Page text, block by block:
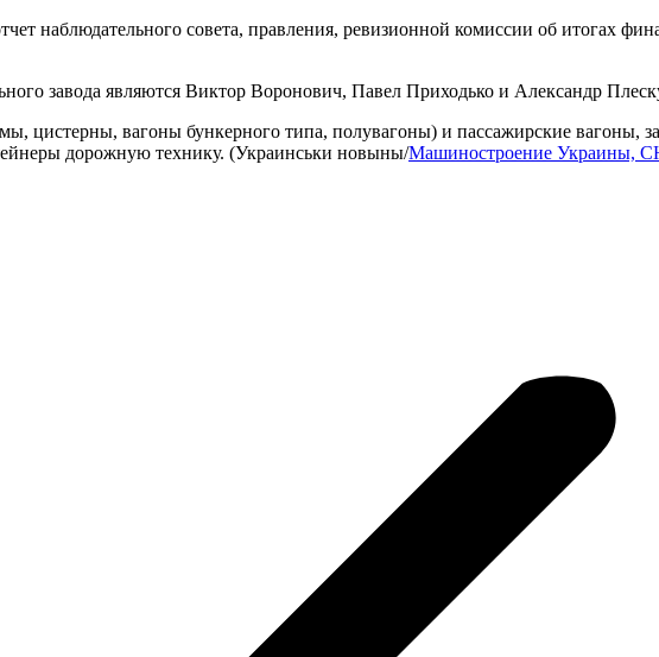
наблюдательного совета, правления, ревизионной комиссии об итогах
завода являются Виктор Воронович, Павел Приходько и Александр
цистерны, вагоны бункерного типа, полувагоны) и пассажирские вагоны,
дорожную технику. (Украинськи новыны/Машиностроение Украины,